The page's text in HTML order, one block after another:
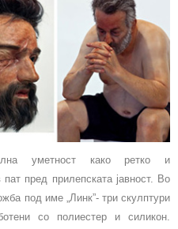
уметност како ретко и
пред прилепската јавност. Во
под име „Линк”- три скулптури
со полиестер и силикон.